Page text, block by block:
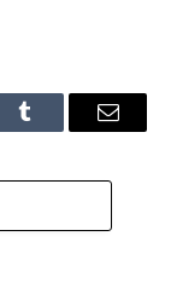
Tumblr Email